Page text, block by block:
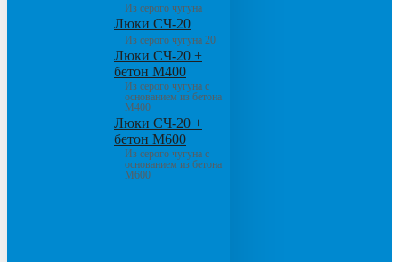
Из серого чугуна
Люки СЧ-20
Из серого чугуна 20
Люки СЧ-20 +
бетон М400
Из серого чугуна с
основанием из бетона
М400
Люки СЧ-20 +
бетон М600
Из серого чугуна с
основанием из бетона
М600